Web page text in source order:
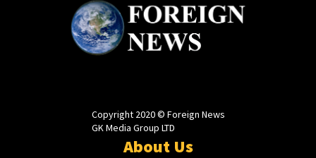
Copyright 2020 © Foreign News
GK Media Group LTD
About Us